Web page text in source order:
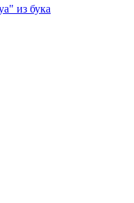
из бука